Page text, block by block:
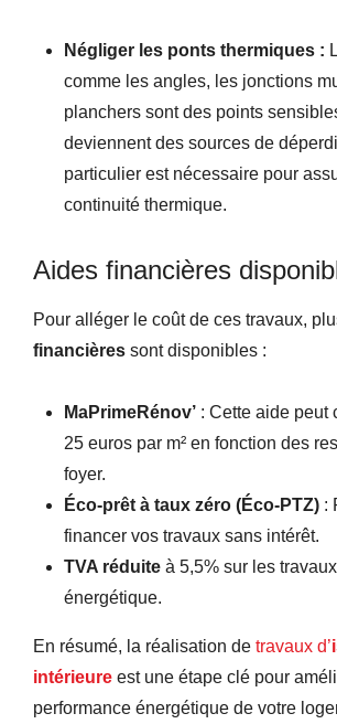
Négliger les ponts thermiques :
comme les angles, les jonctions
planchers sont des points
deviennent des sources de
particulier est nécessaire pour
continuité thermique.
Aides financières
Pour alléger le coût de ces travaux,
financières sont disponibles :
MaPrimeRénov’ : Cette aide peut
25 euros par m² en fonction des
foyer.
Éco-prêt à taux zéro (Éco-PTZ) :
financer vos travaux sans intérêt.
TVA réduite à 5,5% sur les
énergétique.
En résumé, la réalisation de travaux d’
intérieure est une étape clé pour
performance énergétique de votre